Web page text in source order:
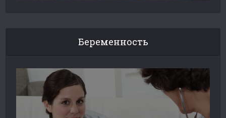
Беременность